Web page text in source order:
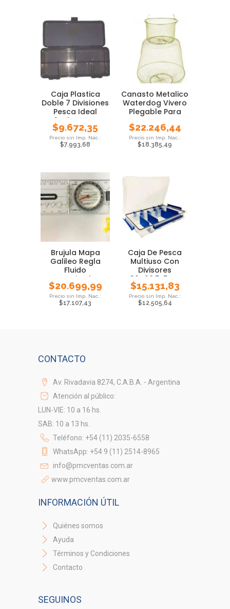
Caja Plastica
Doble 7 Divisiones
Pesca Ideal
Señuelos Mosca
$9.672,35
$7.993,68
Canasto Metalico
Waterdog Vivero
Plegable Para
Peces Pesca
$22.246,44
$18.385,49
Brujula Mapa
Galileo Regla
Fluido
Amortizador
Correa Cd703l
$20.699,99
$17.107,43
Caja De Pesca
Multiuso Con
Divisores
36×20.5x5cm
$15.131,83
$12.505,64
CONTACTO
Av. Rivadavia 8274, C.A.B.A. - Argentina
Atención al público:
LUN-VIE: 10 a 16 hs.
SAB: 10 a 13 hs.
Teléfono: +54 (11) 2035-6558
WhatsApp: +54 9 (11) 2514-8965
info@pmcventas.com.ar
www.pmcventas.com.ar
INFORMACIÓN ÚTIL
Quiénes somos
Ayuda
Términos y Condiciones
Contacto
SEGUINOS